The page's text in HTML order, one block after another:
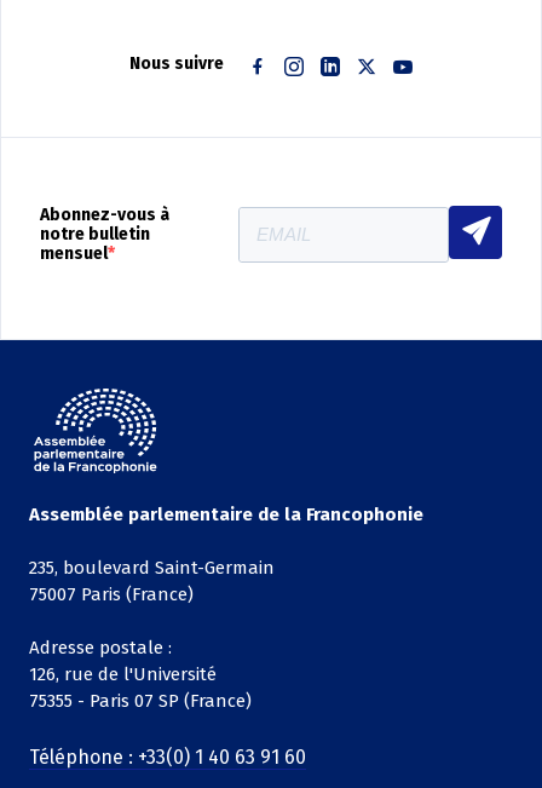
Nous suivre
Abonnez-vous à
notre bulletin
mensuel
Assemblée parlementaire de la Francophonie
235, boulevard Saint-Germain
75007 Paris (France)
Adresse postale :
126, rue de l'Université
75355 - Paris 07 SP (France)
Téléphone : +33(0) 1 40 63 91 60